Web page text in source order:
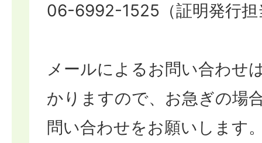
06-6992-1525（証明発行担
メールによるお問い合わせ
かりますので、お急ぎの場
問い合わせをお願いします